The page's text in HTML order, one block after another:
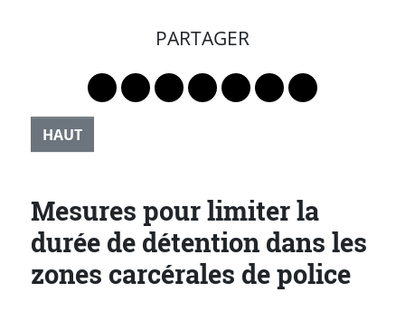
PARTAGER
Lien vers le profil Mastodon
Lien vers le profil Bluesky
Lien vers le profil Instagram
Lien vers le profil Linkedin
Lien vers le profil
Lien vers le profil
Partager par
HAUT
Mesures pour limiter la
durée de détention dans les
zones carcérales de police